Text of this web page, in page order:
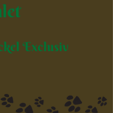
Exclusiv